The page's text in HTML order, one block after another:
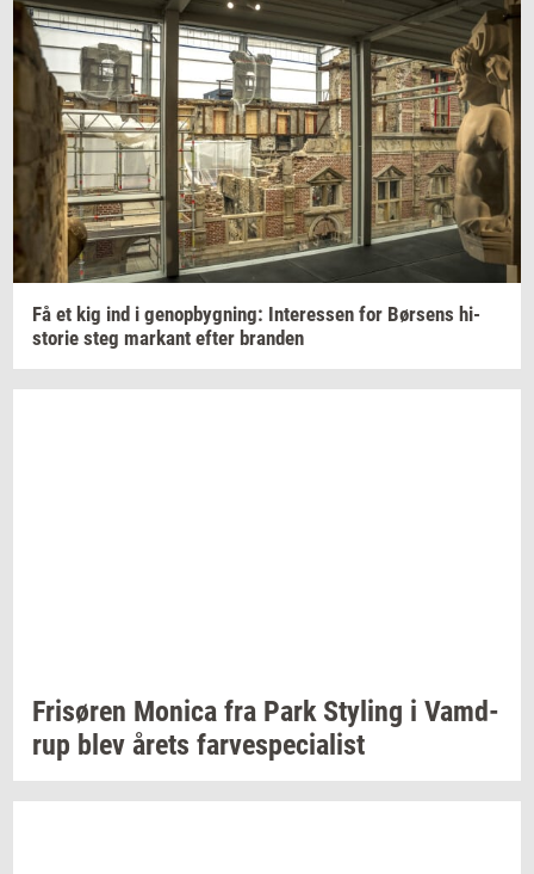
Få et kig ind i genop­byg­ning: In­ter­es­sen for Bør­sens hi­
sto­rie steg mar­kant efter bran­den
Fri­sø­ren Mo­ni­ca fra Park Sty­ling i Vam­d­
rup blev årets far­ve­spe­ci­a­list